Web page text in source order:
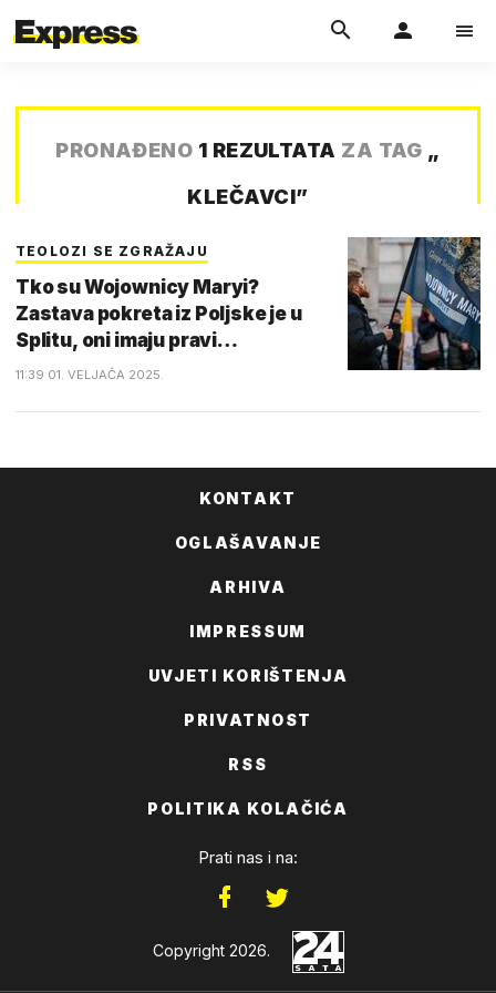
PRONAĐENO 1 REZULTATA ZA TAG „
KLEČAVCI”
TEOLOZI SE ZGRAŽAJU
Tko su Wojownicy Maryi?
Zastava pokreta iz Poljske je u
Splitu, oni imaju pravi…
11:39 01. VELJAČA 2025.
KONTAKT
OGLAŠAVANJE
ARHIVA
IMPRESSUM
UVJETI KORIŠTENJA
PRIVATNOST
RSS
POLITIKA KOLAČIĆA
Prati nas i na:
Copyright 2026.